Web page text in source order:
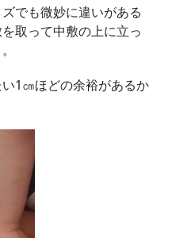
でも微妙に違いがある
取って中敷の上に立っ
1㎝ほどの余裕があるか